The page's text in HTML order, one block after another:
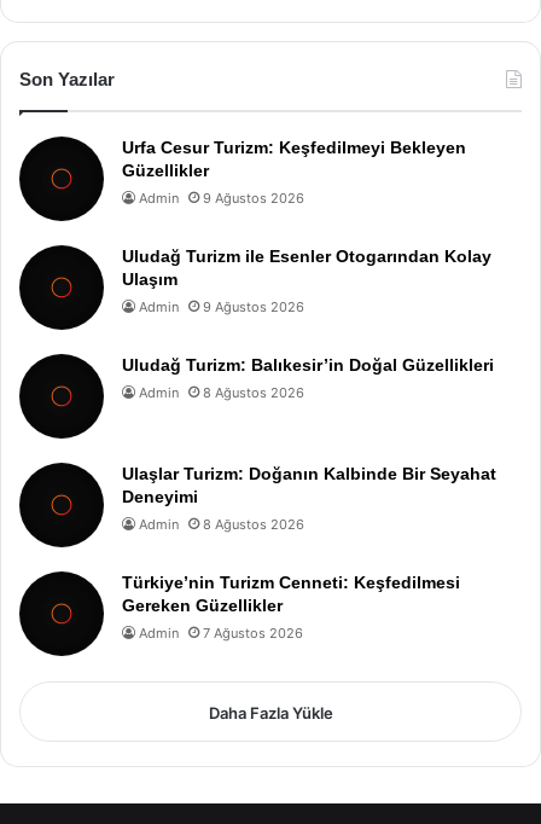
Son Yazılar
Urfa Cesur Turizm: Keşfedilmeyi Bekleyen
Güzellikler
Admin 9 Ağustos 2026
Uludağ Turizm ile Esenler Otogarından Kolay
Ulaşım
Admin 9 Ağustos 2026
Uludağ Turizm: Balıkesir’in Doğal Güzellikleri
Admin 8 Ağustos 2026
Ulaşlar Turizm: Doğanın Kalbinde Bir Seyahat
Deneyimi
Admin 8 Ağustos 2026
Türkiye’nin Turizm Cenneti: Keşfedilmesi
Gereken Güzellikler
Admin 7 Ağustos 2026
Daha Fazla Yükle